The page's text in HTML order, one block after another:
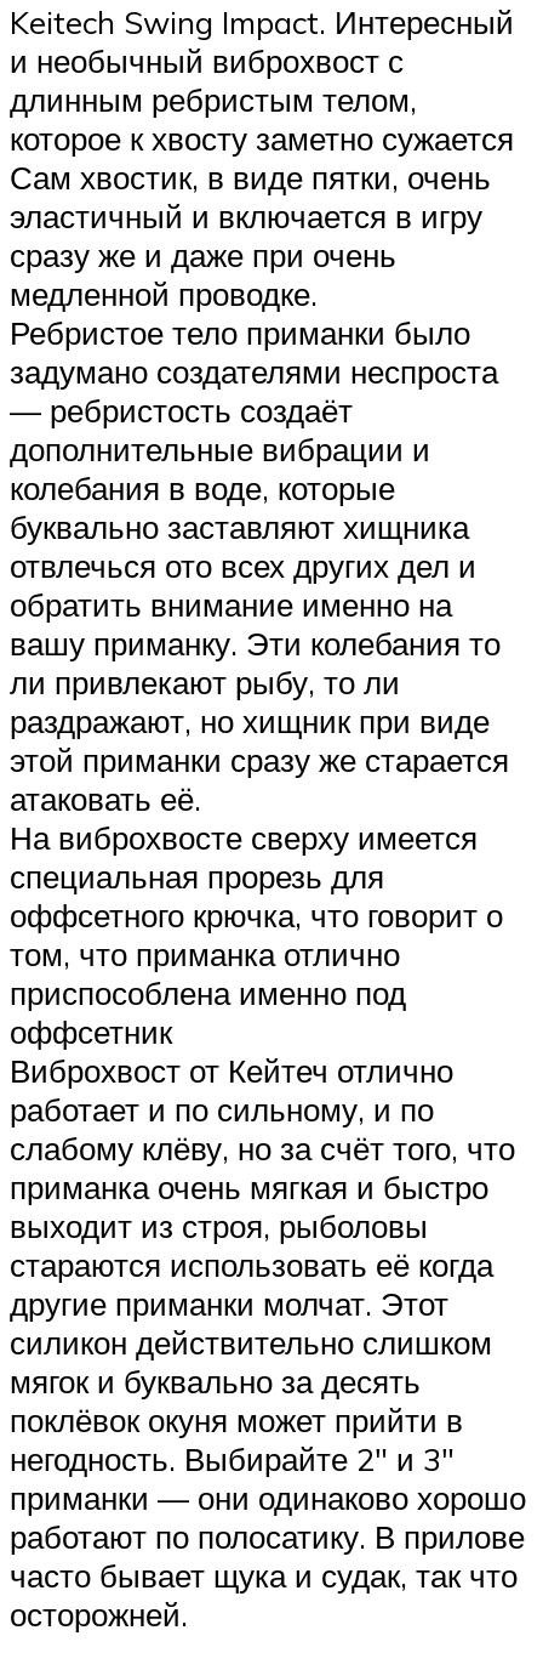
Keitech Swing Impact. Интересный
и необычный виброхвост с
длинным ребристым телом,
которое к хвосту заметно сужается
Сам хвостик, в виде пятки, очень
эластичный и включается в игру
сразу же и даже при очень
медленной проводке.
Ребристое тело приманки было
задумано создателями неспроста
— ребристость создаёт
дополнительные вибрации и
колебания в воде, которые
буквально заставляют хищника
отвлечься ото всех других дел и
обратить внимание именно на
вашу приманку. Эти колебания то
ли привлекают рыбу, то ли
раздражают, но хищник при виде
этой приманки сразу же старается
атаковать её.
На виброхвосте сверху имеется
специальная прорезь для
оффсетного крючка, что говорит о
том, что приманка отлично
приспособлена именно под
оффсетник
Виброхвост от Кейтеч отлично
работает и по сильному, и по
слабому клёву, но за счёт того, что
приманка очень мягкая и быстро
выходит из строя, рыболовы
стараются использовать её когда
другие приманки молчат. Этот
силикон действительно слишком
мягок и буквально за десять
поклёвок окуня может прийти в
негодность. Выбирайте 2″ и 3″
приманки — они одинаково хорошо
работают по полосатику. В прилове
часто бывает щука и судак, так что
осторожней.